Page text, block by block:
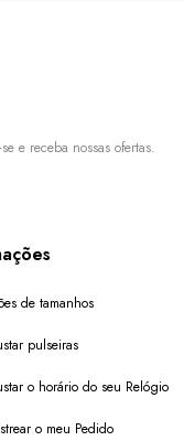
e receba nossas ofertas.
de tamanhos
pulseiras
o horário do seu Relógio
o meu Pedido